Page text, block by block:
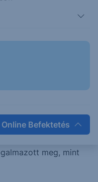
Online Befektetés
frissítette 2026-os
mutatókra és az
most
meg, mint